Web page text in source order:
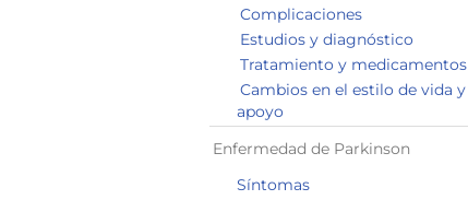
Complicaciones
Estudios y diagnóstico
Tratamiento y medicamentos
Cambios en el estilo de vida y
apoyo
Enfermedad de Parkinson
Síntomas